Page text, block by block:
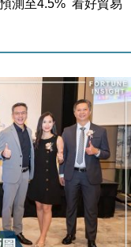
「保證金」 43歲女子
斗城亞洲CEO蔡德
周創逾3年最長跌勢
近24%勝預期 貿易順
4月單日斥6.28萬億